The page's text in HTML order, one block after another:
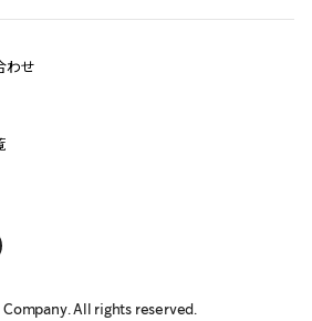
わせ
All rights reserved.